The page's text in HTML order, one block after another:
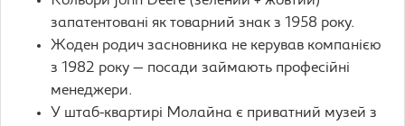
запатентовані як товарний знак з 1958 року.
Жоден родич засновника не керував компанією
з 1982 року — посади займають професійні
менеджери.
У штаб-квартирі Молайна є приватний музей з